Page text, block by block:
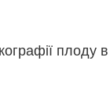
плоду в